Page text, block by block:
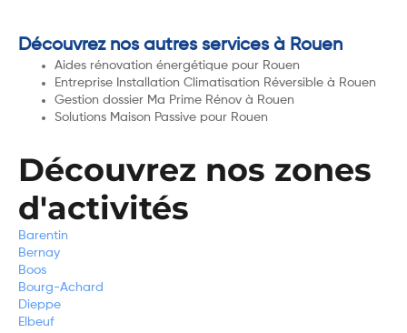
Découvrez nos autres services à Rouen
Aides rénovation énergétique pour Rouen
Entreprise Installation Climatisation Réversible à Rouen
Gestion dossier Ma Prime Rénov à Rouen
Solutions Maison Passive pour Rouen
Découvrez nos zones
d'activités
Barentin
Bernay
Boos
Bourg-Achard
Dieppe
Elbeuf